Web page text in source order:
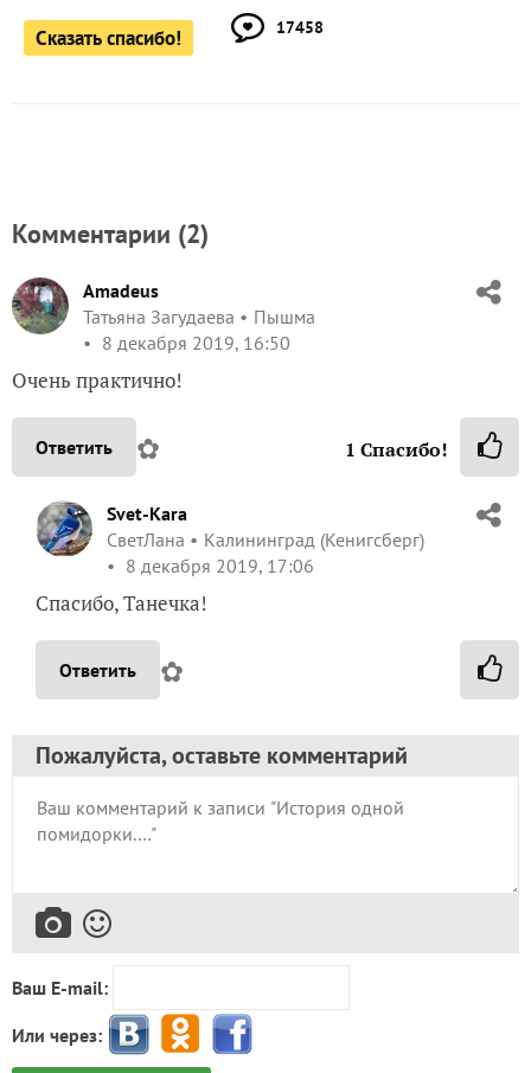
Сказать спасибо! 17458
Комментарии (2)
Amadeus
Татьяна Загудаева
Пышма
8 декабря 2019, 16:50
Очень практично!
Ответить ✿ 1 Спасибо!
Svet-Kara
СветЛана
Калининград (Кенигсберг)
8 декабря 2019, 17:06
Спасибо, Танечка!
Ответить ✿
Пожалуйста, оставьте комментарий
Ваш E-mail:
Или через: